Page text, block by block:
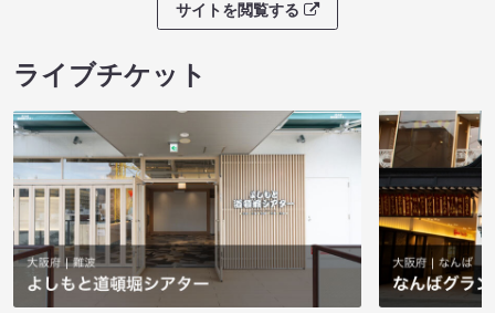
サイトを閲覧する
ライブチケット